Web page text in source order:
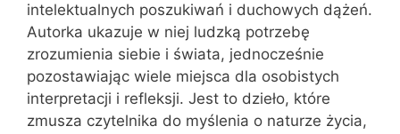
intelektualnych poszukiwań i duchowych dążeń.
Autorka ukazuje w niej ludzką potrzebę
zrozumienia siebie i świata, jednocześnie
pozostawiając wiele miejsca dla osobistych
interpretacji i refleksji. Jest to dzieło, które
zmusza czytelnika do myślenia o naturze życia,